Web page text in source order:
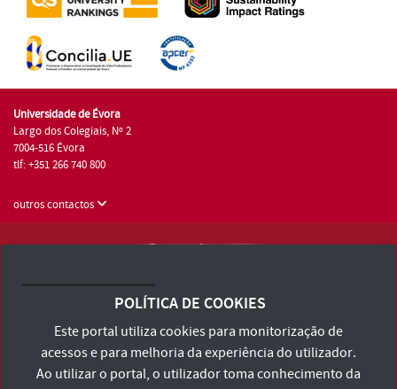
Universidade de Évora
Largo dos Colegiais, Nº 2
7004-516 Évora
tlf: +351 266 740 800
outros contactos
Consulte os Termos e Condições e Política de Privacidade
Declaração de Acessibilidade
POLÍTICA DE COOKIES
Este portal utiliza cookies para monitorização de
acessos e para melhoria da experiência do utilizador.
Ao utilizar o portal, o utilizador toma conhecimento da